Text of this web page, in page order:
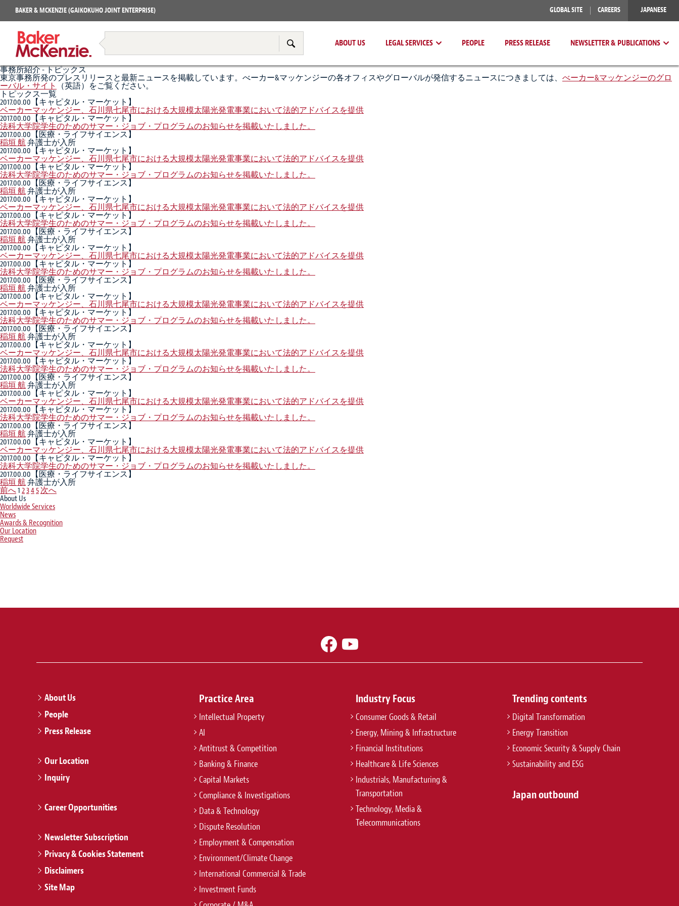
BAKER & MCKENZIE (GAIKOKUHO JOINT ENTERPRISE) GLOBAL SITE CAREERS JAPANESE
ABOUT US LEGAL SERVICES
Restructuring & Insolvency
Tax & Transfer Pricing
PEOPLE PRESS RELEASE NEWSLETTER & PUBLICATIONS
Books
事務所紹介 - トピックス
東京事務所発のプレスリリースと最新ニュースを掲載しています。べーカー&マッケンジーの各オフィスやグローバルが発信するニュースにつきましては、 べーカー&マッケンジーのグロ
ーバル・サイト
（英語）をご覧ください。
トピックス一覧
2017.00.00 【キャピタル・マーケット】
ベーカーマッケンジー、石川県七尾市における大規模太陽光発電事業において法的アドバイスを提供
2017.00.00 【キャピタル・マーケット】
法科大学院学生のためのサマー・ジョブ・プログラムのお知らせを掲載いたしました。
2017.00.00 【医療・ライフサイエンス】
稲垣 航弁護士が入所
2017.00.00 【キャピタル・マーケット】
ベーカーマッケンジー、石川県七尾市における大規模太陽光発電事業において法的アドバイスを提供
2017.00.00 【キャピタル・マーケット】
法科大学院学生のためのサマー・ジョブ・プログラムのお知らせを掲載いたしました。
2017.00.00 【医療・ライフサイエンス】
稲垣 航弁護士が入所
2017.00.00 【キャピタル・マーケット】
ベーカーマッケンジー、石川県七尾市における大規模太陽光発電事業において法的アドバイスを提供
2017.00.00 【キャピタル・マーケット】
法科大学院学生のためのサマー・ジョブ・プログラムのお知らせを掲載いたしました。
2017.00.00 【医療・ライフサイエンス】
稲垣 航弁護士が入所
2017.00.00 【キャピタル・マーケット】
ベーカーマッケンジー、石川県七尾市における大規模太陽光発電事業において法的アドバイスを提供
2017.00.00 【キャピタル・マーケット】
法科大学院学生のためのサマー・ジョブ・プログラムのお知らせを掲載いたしました。
2017.00.00 【医療・ライフサイエンス】
稲垣 航弁護士が入所
2017.00.00 【キャピタル・マーケット】
ベーカーマッケンジー、石川県七尾市における大規模太陽光発電事業において法的アドバイスを提供
2017.00.00 【キャピタル・マーケット】
法科大学院学生のためのサマー・ジョブ・プログラムのお知らせを掲載いたしました。
2017.00.00 【医療・ライフサイエンス】
稲垣 航弁護士が入所
2017.00.00 【キャピタル・マーケット】
ベーカーマッケンジー、石川県七尾市における大規模太陽光発電事業において法的アドバイスを提供
2017.00.00 【キャピタル・マーケット】
法科大学院学生のためのサマー・ジョブ・プログラムのお知らせを掲載いたしました。
2017.00.00 【医療・ライフサイエンス】
稲垣 航弁護士が入所
2017.00.00 【キャピタル・マーケット】
ベーカーマッケンジー、石川県七尾市における大規模太陽光発電事業において法的アドバイスを提供
2017.00.00 【キャピタル・マーケット】
法科大学院学生のためのサマー・ジョブ・プログラムのお知らせを掲載いたしました。
2017.00.00 【医療・ライフサイエンス】
稲垣 航弁護士が入所
2017.00.00 【キャピタル・マーケット】
ベーカーマッケンジー、石川県七尾市における大規模太陽光発電事業において法的アドバイスを提供
2017.00.00 【キャピタル・マーケット】
法科大学院学生のためのサマー・ジョブ・プログラムのお知らせを掲載いたしました。
2017.00.00 【医療・ライフサイエンス】
稲垣 航弁護士が入所
前へ1 2345次へ
About Us
Worldwide Services
News
Awards & Recognition
Our Location
Request
About Us
People
Press Release
Our Location
Inquiry
Career Opportunities
Newsletter Subscription
Privacy & Cookies Statement
Disclaimers
Site Map
Practice Area
Intellectual Property
AI
Antitrust & Competition
Banking & Finance
Capital Markets
Compliance & Investigations
Data & Technology
Dispute Resolution
Employment & Compensation
Environment/Climate Change
International Commercial & Trade
Investment Funds
Industry Focus
Consumer Goods & Retail
Energy, Mining & Infrastructure
Financial Institutions
Healthcare & Life Sciences
Industrials, Manufacturing &
Transportation
Technology, Media &
Telecommunications
Trending contents
Digital Transformation
Energy Transition
Economic Security & Supply Chain
Sustainability and ESG
Japan outbound